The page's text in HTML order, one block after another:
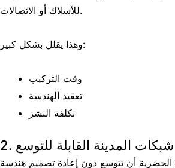
للأسلاك أو الاتصالات.
وهذا يقلل بشكل كبير:
وقت التركيب
تعقيد الهندسة
تكلفة النشر
2. شبكات المدينة القابلة للتوسع
أن تتوسع دون إعادة تصميم هندسة